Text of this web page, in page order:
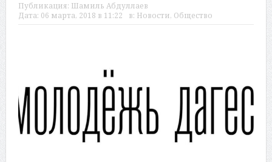
Публикация: Шамиль Абдуллаев
Дата: 06 марта, 2018 в 11:22 в: Новости, Общество